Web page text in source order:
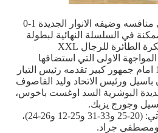
تقدم الشباب البترون على منافسه وضيفه الانوار الجديدة 1-0
في السلسلة النهائية لبطولة
الطائرة للرجال XXL
الاولى التي استضافها
ملعب الشباب البترون 3-1 امام جمهور كبير تقدمه رئيس التيار
باسيل ورئيس الاتحاد وليد القاصوف
البوشرية السد اوغست باخوس،
وجورج يزبك.
وانتهت الاشوط للفائز كالآتي: (20-25 و33-31 و25-12 و26-24)،
ومصطفى جراد.